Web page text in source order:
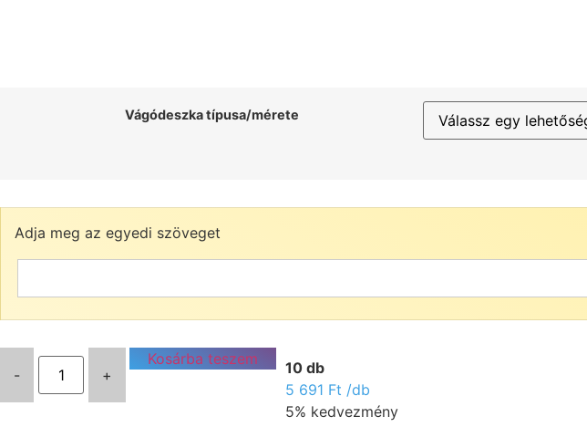
Vágódeszka típusa/mérete
Adja meg az egyedi szöveget
- +
Kosárba teszem
10 db
5 691 Ft /db
5% kedvezmény